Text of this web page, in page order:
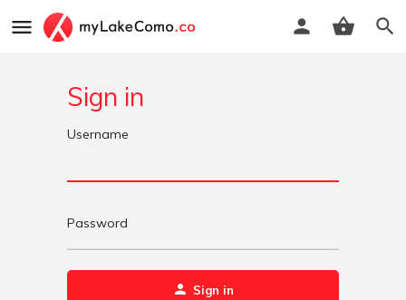
Sign in
Username
Password
Sign in